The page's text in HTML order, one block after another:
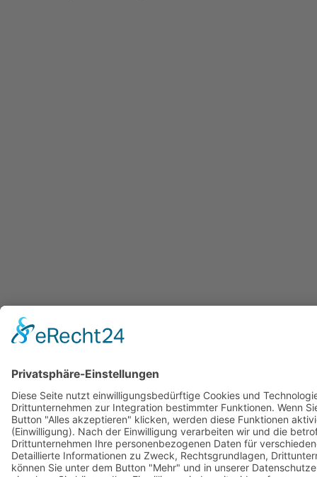
Cookies
Imprint